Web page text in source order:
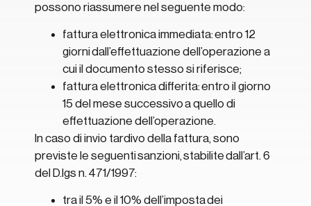
possono riassumere nel seguente modo:
fattura elettronica immediata: entro 12
giorni dall’effettuazione dell’operazione a
cui il documento stesso si riferisce;
fattura elettronica differita: entro il giorno
15 del mese successivo a quello di
effettuazione dell’operazione.
In caso di invio tardivo della fattura, sono
previste le seguenti sanzioni, stabilite dall’art. 6
del D.lgs n. 471/1997:
tra il 5% e il 10% dell’imposta dei